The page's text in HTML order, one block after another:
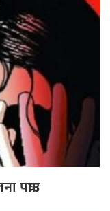
पक्राउ